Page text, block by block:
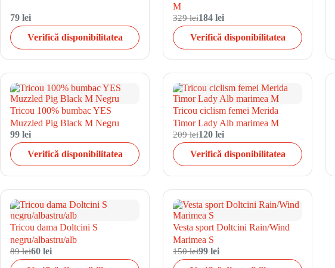
79 lei
Verifică disponibilitatea
M
329 lei184 lei
Verifică disponibilitatea
Tricou 100% bumbac YES
Muzzled Pig Black M Negru
99 lei
Verifică disponibilitatea
Tricou ciclism femei Merida
Timor Lady Alb marimea M
209 lei120 lei
Verifică disponibilitatea
Tricou dama Doltcini S
negru/albastru/alb
89 lei60 lei
Vesta sport Doltcini Rain/Wind
Marimea S
150 lei99 lei